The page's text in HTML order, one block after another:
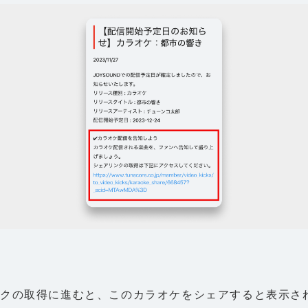
の取得に進むと、このカラオケをシェアすると表示さ